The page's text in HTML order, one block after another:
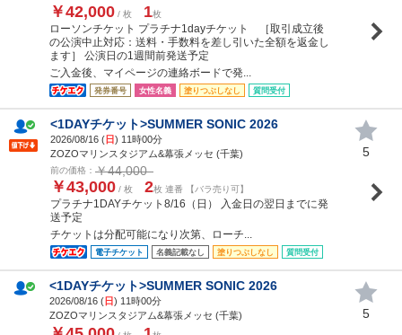
￥42,000 / 枚 1枚
ローソンチケット プラチナ1dayチケット ［取引成立後
の公演中止対応：送料・手数料を差し引いた全額を返金し
ます］ 公演日の1週間前発送予定
ご入金後、マイページの連絡ボードで発...
発券番号 女性名義 塗りつぶしなし 質問受付
<1DAYチケット>SUMMER SONIC 2026
2026/08/16 (日) 11時00分
ZOZOマリンスタジアム&幕張メッセ (千葉)
前の価格： ￥44,000
￥43,000 / 枚 2枚 連番 【バラ売り可】
プラチナ1DAYチケット8/16（日） 入金日の翌日までに発
送予定
チケットは分配可能になり次第、ローチ...
電子チケット 名義記載なし 塗りつぶしなし 質問受付
5
<1DAYチケット>SUMMER SONIC 2026
2026/08/16 (日) 11時00分
ZOZOマリンスタジアム&幕張メッセ (千葉)
5